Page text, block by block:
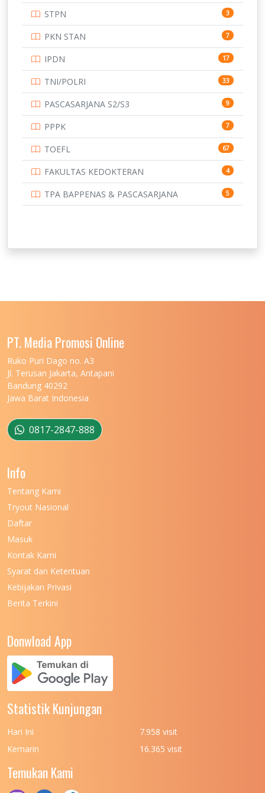
15
15
14
14
UNIVERSITAS CENDRAWASIH 14
15
219
11
134
UNIVERSITAS JEMBER
UNIVERSITAS MALIKUSSALEH
UNIVERSITAS MARITIM RAJA ALI HAJI
UNIVERSITAS MATARAM
UNIVERSITAS MULAWARMAN
UNIVERSITAS MUSAMUS
UNIVERSITAS NEGERI KHAIRUN
UNIVERSITAS NEGERI MANADO
UNIVERSITAS NEGERI MEDAN
UNIVERSITAS NEGERI PADANG
UNIVERSITAS NUSA CENDANA
UNIVERSITAS PADJADJARAN
UNIVERSITAS PATTIMURA
(UPN) VETERAN JAKARTA
UNIVERSITAS PEMBANGUNAN NASIONAL
(UPN) VETERAN JAWA TIMUR
STPN 3
PKN STAN 7
IPDN 17
TNI/POLRI 33
PASCASARJANA S2/S3 9
PPPK 7
TOEFL 67
FAKULTAS KEDOKTERAN 4
TPA BAPPENAS & PASCASARJANA 5
PT. Media Promosi Online
Ruko Puri Dago no. A3
Jl. Terusan Jakarta, Antapani
Bandung 40292
Jawa Barat Indonesia
0817-2847-888
Info
Tentang Kami
Tryout Nasional
Daftar
Masuk
Kontak Kami
Syarat dan Ketentuan
Kebijakan Privasi
Berita Terkini
Donwload App
Statistik Kunjungan
Hari Ini
7.958 visit
Kemarin
16.365 visit
Temukan Kami